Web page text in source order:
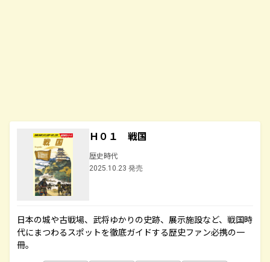
Ｈ０１ 戦国
歴史時代
2025.10.23 発売
日本の城や古戦場、武将ゆかりの史跡、展示施設など、戦国時
代にまつわるスポットを徹底ガイドする歴史ファン必携の一
冊。